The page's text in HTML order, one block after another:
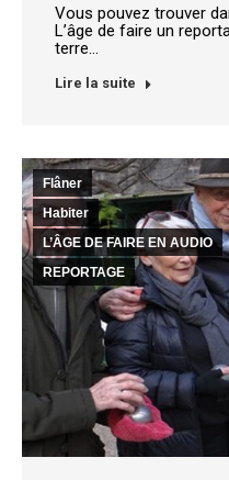
Vous pouvez trouver
L’âge de faire un
terre…
Lire la suite
Flâner
Habiter
L’ÂGE DE FAIRE EN AUDIO
REPORTAGE